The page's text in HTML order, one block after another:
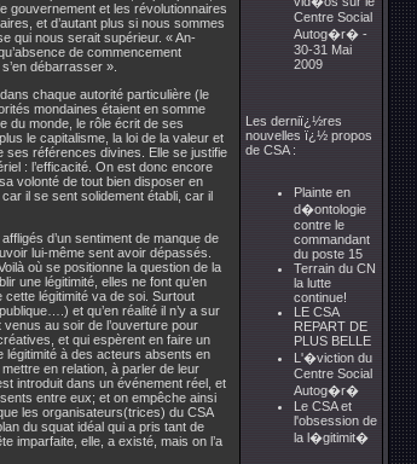
gouvernement et les révolutionnaires
et d’autant plus si nous sommes
qui nous serait supérieur. « An-
de commencement
débarrasser ».
chaque autorité particulière (le
mondaines étaient en somme
du monde, le rôle écrit de ses
le capitalisme, la loi de la valeur et
ses références divines. Elle se justifie
: l’efficacité. On est donc encore
volonté de tout bien disposer en
il se sent solidement établi, car il
d’un sentiment de manque de
lui-même sent avoir dépassés.
où se positionne la question de la
une légitimité, elles ne font qu’en
légitimité va de soi. Surtout
et qu’en réalité il n’y a sur
au soir de l’ouverture pour
et qui espèrent en faire un
légitimité à des acteurs absents en
en relation, à parler de leur
introduit dans un événement réel, et
entre eux; et on empêche ainsi
les organisateurs(trices) du CSA
du squat idéal qui a pris tant de
imparfaite, elle, a existé, mais on l’a
Centre Social
Autog�r� -
30-31 Mai
2009
Les derniï¿½res
nouvelles ï¿½ propos
de CSA :
Plainte en
d�ontologie
contre le
commandant
du poste 15
Terrain du CN
la lutte
continue!
LE CSA
REPART DE
PLUS BELLE
L'�viction du
Centre Social
Autog�r�
Le CSA et
l'obsession de
la l�gitimit�